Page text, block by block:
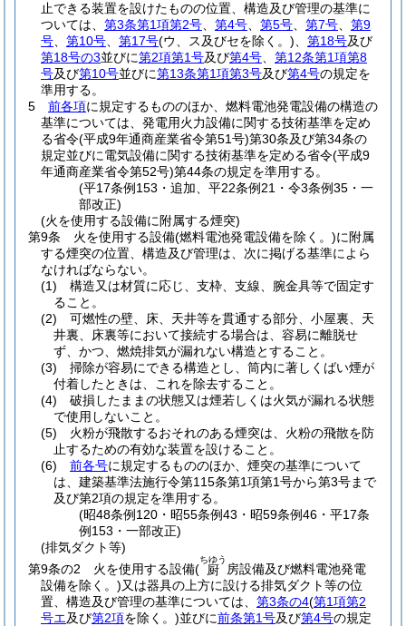
止できる装置を設けたものの位置、構造及び管理の基準に
ついては、 第3条第1項第2号 第4号 第5号 第7号
第9
号
第10号 第17号(ウ、ス及びセを除く。) 第18号及び
第18号の3並びに第2項第1号及び第4号
第12条第1項第8
号及び第10号並びに第13条第1項第3号及び第4号の規定を
準用する。
5
前各項に規定するもののほか、燃料電池発電設備の構造の
基準については、発電用火力設備に関する技術基準を定め
る省令(平成9年通商産業省令第51号)第30条及び第34条の
規定並びに電気設備に関する技術基準を定める省令(平成9
年通商産業省令第52号)第44条の規定を準用する。
(平17条例153・追加、平22条例21・令3条例35・一
部改正)
(火を使用する設備に附属する煙突)
第9条
火を使用する設備(燃料電池発電設備を除く。)に附属
する煙突の位置、構造及び管理は、次に掲げる基準によら
なければならない。
(1)
構造又は材質に応じ、支枠、支線、腕金具等で固定す
ること。
(2)
可燃性の壁、床、天井等を貫通する部分、小屋裏、天
井裏、床裏等において接続する場合は、容易に離脱せ
ず、かつ、燃焼排気が漏れない構造とすること。
(3)
掃除が容易にできる構造とし、筒内に著しくばい煙が
付着したときは、これを除去すること。
(4)
破損したままの状態又は煙若しくは火気が漏れる状態
で使用しないこと。
(5)
火粉が飛散するおそれのある煙突は、火粉の飛散を防
止するための有効な装置を設けること。
(6)
前各号に規定するもののほか、煙突の基準について
は、建築基準法施行令第115条第1項第1号から第3号まで
及び第2項の規定を準用する。
(昭48条例120・昭55条例43・昭59条例46・平17条
例153・一部改正)
(排気ダクト等)
第9条の2
火を使用する設備( 厨
ちゆう
房設備及び燃料電池発電
設備を除く。)又は器具の上方に設ける排気ダクト等の位
置、構造及び管理の基準については、 第3条の4(第1項第2
号エ及び第2項を除く。)並びに前条第1号及び第4号の規定